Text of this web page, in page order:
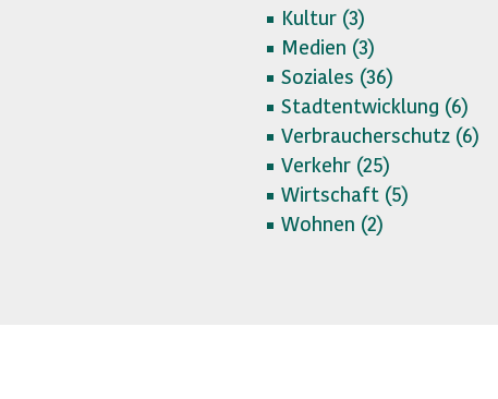
Kultur (3)
Medien (3)
Soziales (36)
Stadtentwicklung (6)
Verbraucherschutz (6)
Verkehr (25)
Wirtschaft (5)
Wohnen (2)